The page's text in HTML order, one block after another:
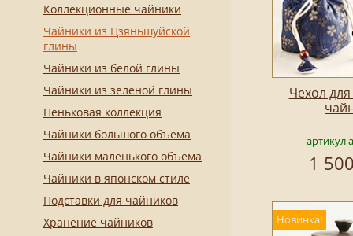
Коллекционные чайники
Чайники из Цзяньшуйской
глины
Чайники из белой глины
Чайники из зелёной глины
Пеньковая коллекция
Чайники большого объема
Чайники маленького объема
Чайники в японском стиле
Подставки для чайников
Хранение чайников
Чехол
артикул
1
Новинка!